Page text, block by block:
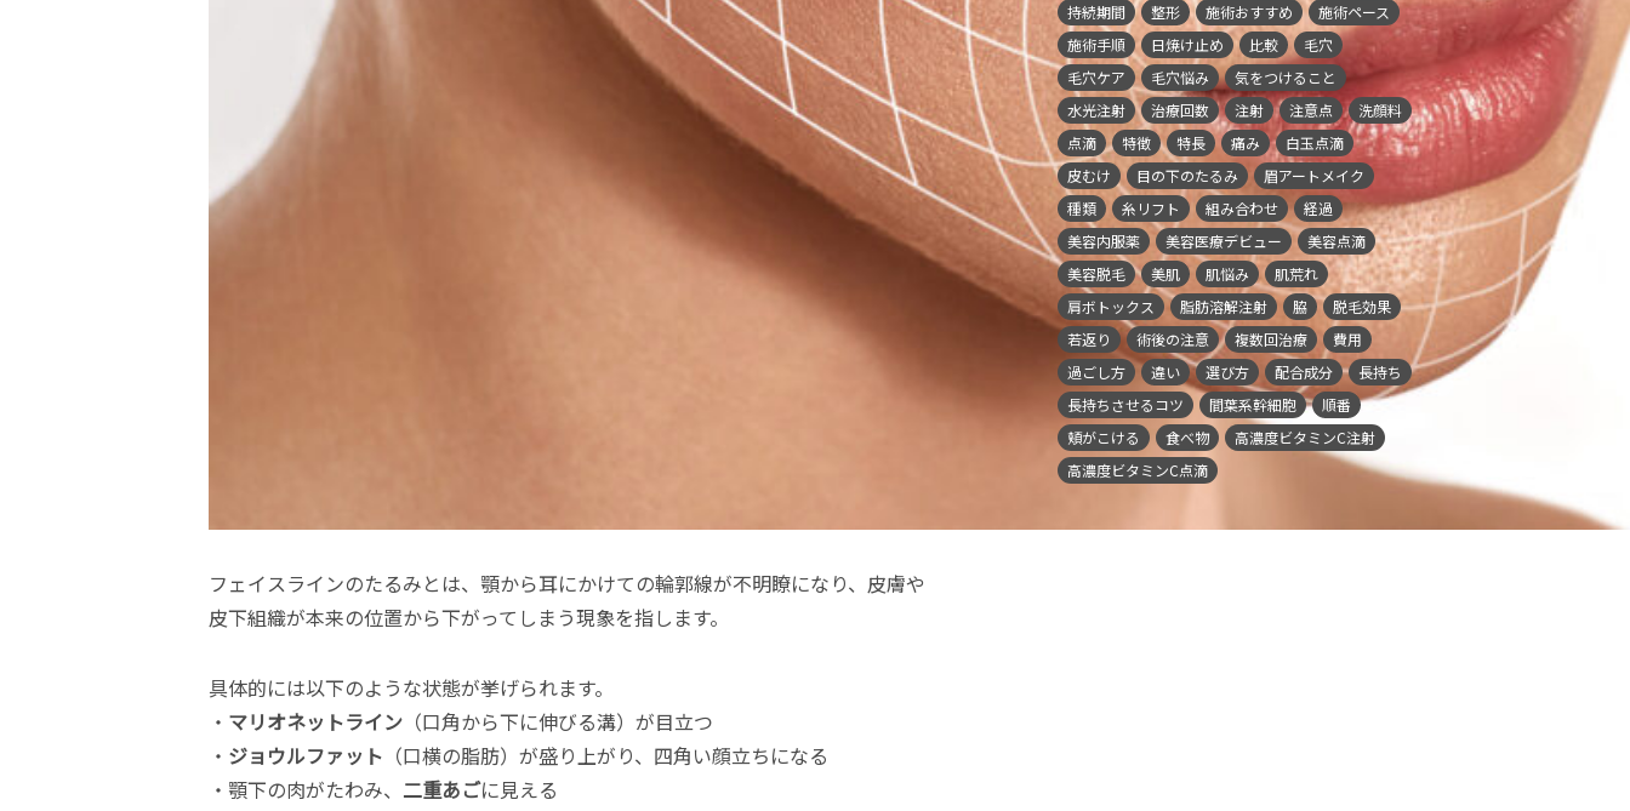
フェイスラインのたるみとは、顎から耳にかけての輪郭線が不明瞭になり、皮膚や
皮下組織が本来の位置から下がってしまう現象を指します。
具体的には以下のような状態が挙げられます。
・ マリオネットライン （口角から下に伸びる溝）が目立つ
・ ジョウルファット （口横の脂肪）が盛り上がり、四角い顔立ちになる
・顎下の肉がたわみ、 二重あごに見える
持続期間
整形 施術おすすめ
施術ペース
施術手順
日焼け止め 比較
毛穴
毛穴ケア
毛穴悩み
気をつけること
水光注射
治療回数 注射 注意点
洗顔料
点滴
特徴 特長 痛み
白玉点滴
皮むけ
目の下のたるみ
眉アートメイク
種類
糸リフト 組み合わせ
経過
美容内服薬
美容医療デビュー
美容点滴
美容脱毛
美肌 肌悩み
肌荒れ
肩ボトックス
脂肪溶解注射 脇
脱毛効果
若返り
術後の注意 複数回治療
費用
過ごし方
違い 選び方 配合成分
長持ち
長持ちさせるコツ
間葉系幹細胞
順番
頬がこける
食べ物
高濃度ビタミンC注射
高濃度ビタミンC点滴